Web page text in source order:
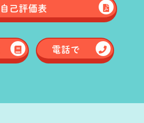
自己評価表
電話で